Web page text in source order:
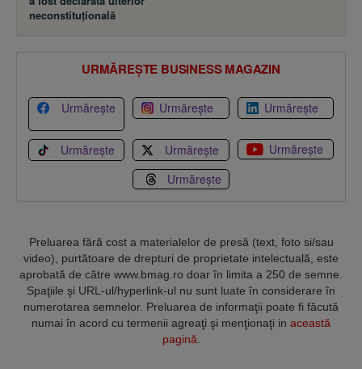
neconstituţională
URMĂREȘTE BUSINESS MAGAZIN
Urmărește Urmărește Urmărește
Urmărește Urmărește
Urmărește
Urmărește
Preluarea fără cost a materialelor de presă (text, foto si/sau
video), purtătoare de drepturi de proprietate intelectuală, este
aprobată de către www.bmag.ro doar în limita a 250 de semne.
Spaţiile şi URL-ul/hyperlink-ul nu sunt luate în considerare în
numerotarea semnelor. Preluarea de informaţii poate fi făcută
numai în acord cu termenii agreaţi şi menţionaţi in această
pagină